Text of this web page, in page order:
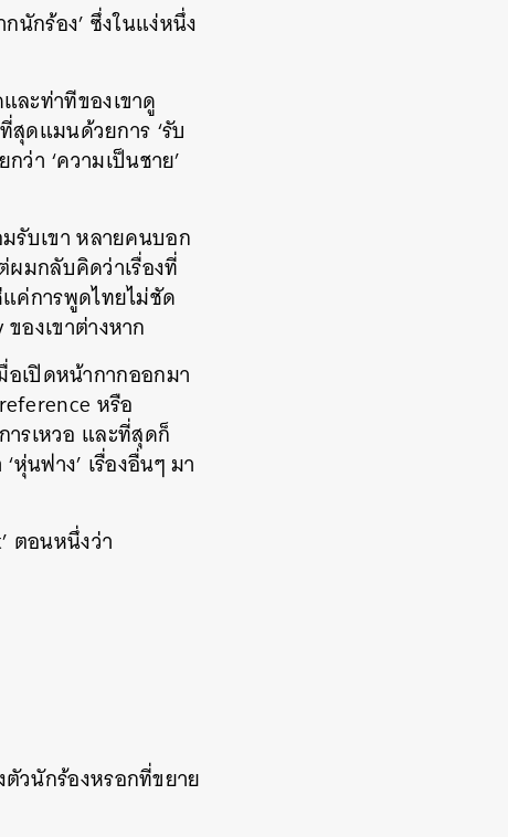
นักร้อง’ ซึ่งในแง่หนึ่ง
ะท่าทีของเขาดู
สุดแมนด้วยการ ‘รับ
ว่า ‘ความเป็นชาย’
รับเขา หลายคนบอก
ผมกลับคิดว่าเรื่องที่
ค่การพูดไทยไม่ชัด
องเขาต่างหาก
อเปิดหน้ากากออกมา
หรือ
ารเหวอ และที่สุดก็
นฟาง’ เรื่องอื่นๆ มา
ตอนหนึ่งว่า
วนักร้องหรอกที่ขยาย